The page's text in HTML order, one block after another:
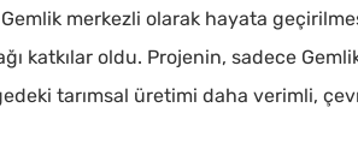
merkezli olarak hayata
katkılar oldu. Projenin, sadece
tarımsal üretimi daha verimli,